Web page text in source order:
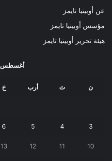
عن أوبينيا تايمز
مؤسس أوبينيا تايمز
هيئة تحرير أوبينيا تايمز
أغسطس 2026
ن ث أرب خ
3
4
5
6
10
11
12
13